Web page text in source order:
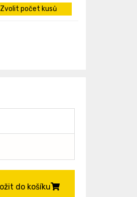
Zvolit počet kusů
do košíku